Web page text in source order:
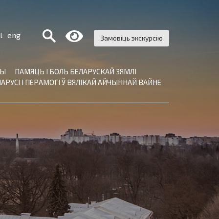
eng Поиск: Замовіць экскурсію
ПАМЯЦЬ І БОЛЬ БЕЛАРУСКАЙ ЗЯМЛІ
І ПЕРАМОГІ Ў ВЯЛІКАЙ АЙЧЫННАЙ ВАЙНЕ